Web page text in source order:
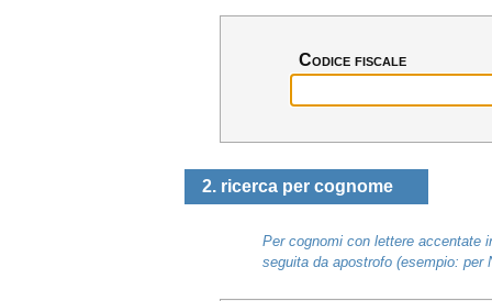
Codice fiscale
2. ricerca per cognome
Per cognomi con lettere accentate
seguita da apostrofo (esempio: per